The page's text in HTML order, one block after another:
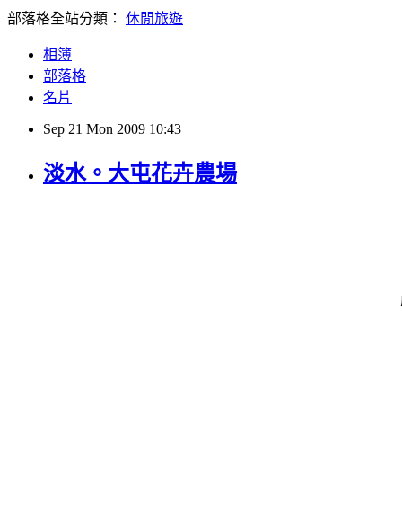
部落格全站分類： 休閒旅遊
相簿
部落格
名片
Sep 21 Mon 2009 10:43
淡水。大屯花卉農場